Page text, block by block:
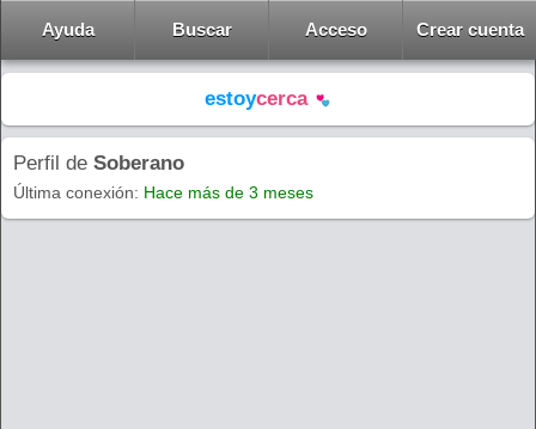
Ayuda Buscar Acceso Crear cuenta
estoycerca
Perfil de Soberano
Última conexión: Hace más de 3 meses